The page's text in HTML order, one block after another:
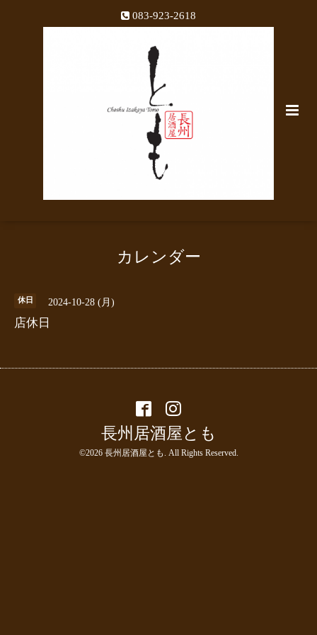
083-923-2618
カレンダー
休日 2024-10-28 (月)
店休日
長州居酒屋とも
©2026 長州居酒屋とも . All Rights Reserved.